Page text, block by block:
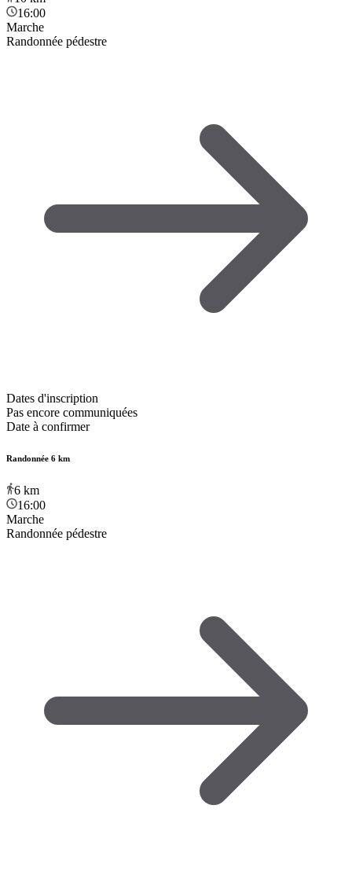
16:00
Marche
Randonnée pédestre
Dates d'inscription
Pas encore communiquées
Date à confirmer
Randonnée 6 km
6 km
16:00
Marche
Randonnée pédestre